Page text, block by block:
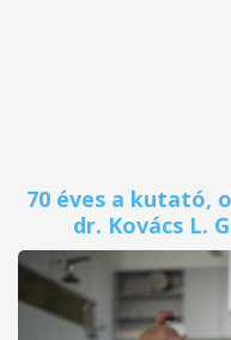
70 éves a kutató,
dr. Kovács L.